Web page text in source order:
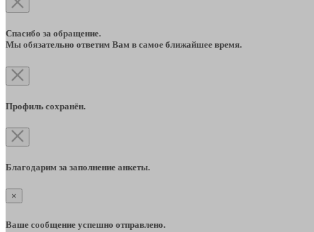
Спасибо за обращение.
Мы обязательно ответим Вам в самое ближайшее время.
Профиль сохранён.
Благодарим за заполнение анкеты.
×
Ваше сообщение успешно отправлено.